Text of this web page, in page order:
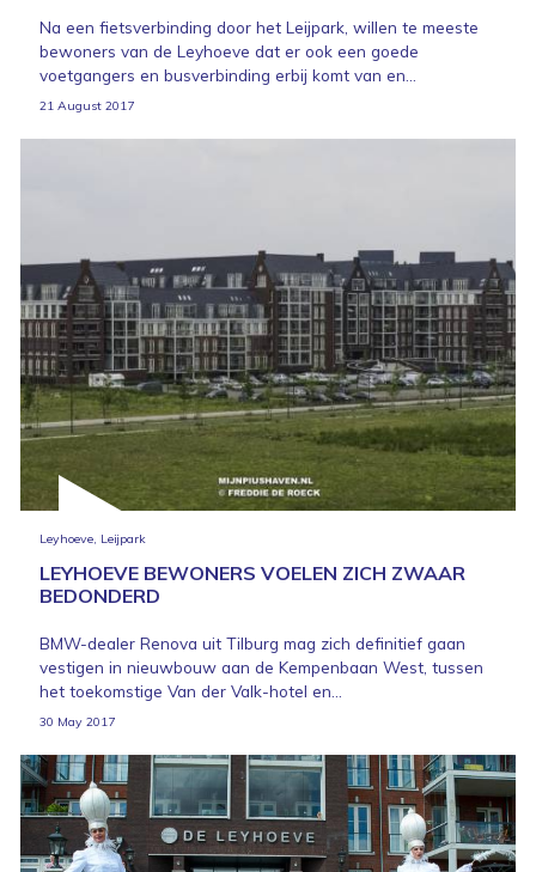
Na een fietsverbinding door het Leijpark, willen te meeste
bewoners van de Leyhoeve dat er ook een goede
voetgangers en busverbinding erbij komt van en...
21 August 2017
Leyhoeve, Leijpark
LEYHOEVE BEWONERS VOELEN ZICH ZWAAR
BEDONDERD
BMW-dealer Renova uit Tilburg mag zich definitief gaan
vestigen in nieuwbouw aan de Kempenbaan West, tussen
het toekomstige Van der Valk-hotel en...
30 May 2017